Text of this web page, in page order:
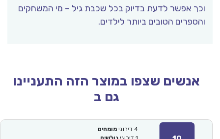
וכך אפשר לדעת בדיוק בכל שכבת גיל – מי המשחקים
והספרים הטובים ביותר לילדים.
אנשים שצפו במוצר הזה התעניינו
גם ב
4 דירוגי מומחים